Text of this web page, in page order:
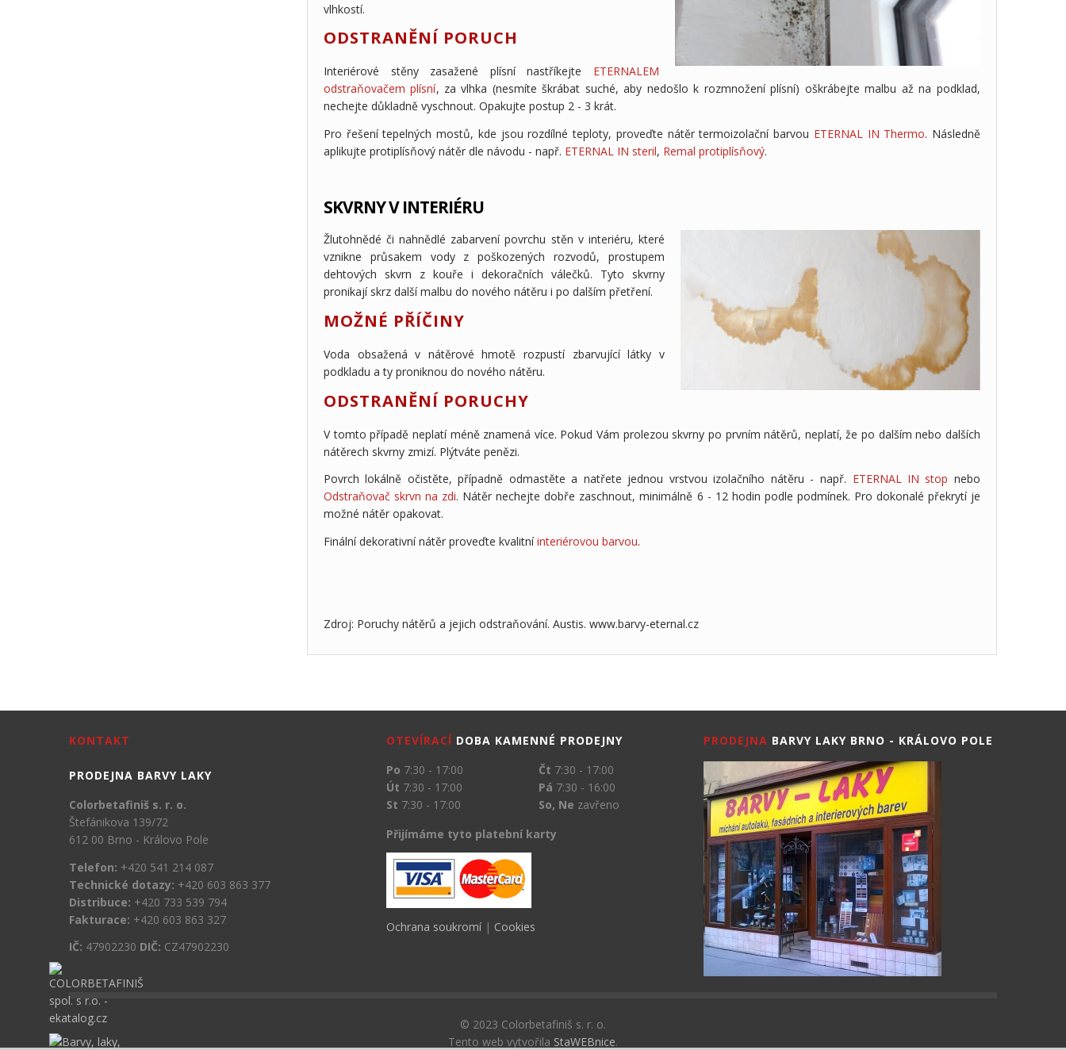
vlhkostí.
ODSTRANĚNÍ PORUCH
Interiérové stěny zasažené plísní nastříkejte ETERNALEM
odstraňovačem plísní, za vlhka (nesmíte škrábat suché, aby nedošlo k rozmnožení plísní) oškrábejte malbu až na podklad,
nechejte důkladně vyschnout. Opakujte postup 2 - 3 krát.
Pro řešení tepelných mostů, kde jsou rozdílné teploty, proveďte nátěr termoizolační barvou ETERNAL IN Thermo. Následně
aplikujte protiplísňový nátěr dle návodu - např. ETERNAL IN steril, Remal protiplísňový.
SKVRNY V INTERIÉRU
Žlutohnědé či nahnědlé zabarvení povrchu stěn v interiéru, které
vznikne průsakem vody z poškozených rozvodů, prostupem
dehtových skvrn z kouře i dekoračních válečků. Tyto skvrny
pronikají skrz další malbu do nového nátěru i po dalším přetření.
MOŽNÉ PŘÍČINY
Voda obsažená v nátěrové hmotě rozpustí zbarvující látky v
podkladu a ty proniknou do nového nátěru.
ODSTRANĚNÍ PORUCHY
V tomto případě neplatí méně znamená více. Pokud Vám prolezou skvrny po prvním nátěrů, neplatí, že po dalším nebo dalších
nátěrech skvrny zmizí. Plýtváte penězi.
Povrch lokálně očistěte, případně odmastěte a natřete jednou vrstvou izolačního nátěru - např. ETERNAL IN stop nebo
Odstraňovač skrvn na zdi. Nátěr nechejte dobře zaschnout, minimálně 6 - 12 hodin podle podmínek. Pro dokonalé překrytí je
možné nátěr opakovat.
Finální dekorativní nátěr proveďte kvalitníinteriérovou barvou.
Zdroj: Poruchy nátěrů a jejich odstraňování. Austis. www.barvy-eternal.cz
KONTAKT
PRODEJNA BARVY LAKY
Colorbetafiniš s. r. o.
Štefánikova 139/72
612 00 Brno - Královo Pole
Telefon: +420 541 214 087
Technické dotazy: +420 603 863 377
Distribuce: +420 733 539 794
Fakturace: +420 603 863 327
IČ: 47902230 DIČ: CZ47902230
OTEVÍRACÍ DOBA KAMENNÉ PRODEJNY
Po 7:30 - 17:00
Út 7:30 - 17:00
St 7:30 - 17:00
Čt 7:30 - 17:00
Pá 7:30 - 16:00
So, Ne zavřeno
Přijímáme tyto platební karty
Ochrana soukromí | Cookies
PRODEJNA BARVY LAKY BRNO - KRÁLOVO POLE
© 2023 Colorbetafiniš s. r. o.
Tento web vytvořila StaWEBnice.